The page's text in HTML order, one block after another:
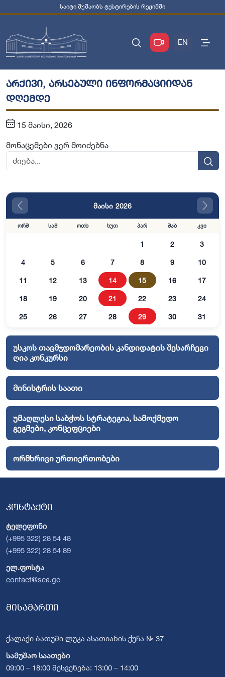
საიტი მუშაობს ტესტირების რეჟიმში
EN
არქივი, არსებული ინფორმაციიდან
დღემდე
15 მაისი, 2026
მონაცემები ვერ მოიძებნა
მაისი 2026
ორშ სამ ოთხ ხუთ პარ შაბ კვი
1 2 3
4 5 6 7 8 9 10
11 12 13 14 15 16 17
18 19 20 21 22 23 24
25 26 27 28 29 30 31
უსკოს თავმჯდომარეობის კანდიდატის შესარჩევი
ღია კონკურსი
მინისტრის საათი
უმაღლესი საბჭოს სტრატეგია, სამოქმედო
გეგმები, კონცეფციები
ორმხრივი ურთიერთობები
კონტაქტი
ტელეფონი
(+995 322) 28 54 48
(+995 322) 28 54 89
ელ.ფოსტა
contact@sca.ge
მისამართი
ქალაქი ბათუმი ლუკა ასათიანის ქუჩა № 37
სამუშაო საათები
09:00 – 18:00 შესვენება: 13:00 – 14:00